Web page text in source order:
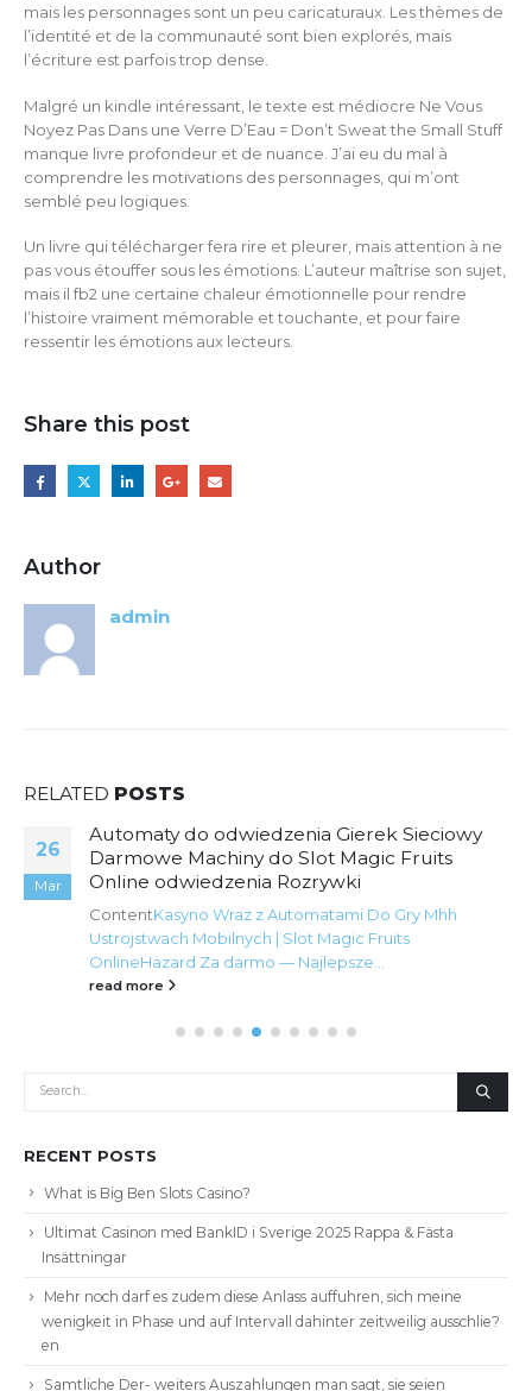
mais les personnages sont un peu caricaturaux. Les thèmes de
l’identité et de la communauté sont bien explorés, mais
l’écriture est parfois trop dense.
Malgré un kindle intéressant, le texte est médiocre Ne Vous
Noyez Pas Dans une Verre D’Eau = Don’t Sweat the Small Stuff
manque livre profondeur et de nuance. J’ai eu du mal à
comprendre les motivations des personnages, qui m’ont
semblé peu logiques.
Un livre qui télécharger fera rire et pleurer, mais attention à ne
pas vous étouffer sous les émotions. L’auteur maîtrise son sujet,
mais il fb2 une certaine chaleur émotionnelle pour rendre
l’histoire vraiment mémorable et touchante, et pour faire
ressentir les émotions aux lecteurs.
Share this post
Author
admin
RELATED POSTS
26
Mar
Automaty do odwiedzenia Gierek Sieciowy
Darmowe Machiny do Slot Magic Fruits
Online odwiedzenia Rozrywki
ContentKasyno Wraz z Automatami Do Gry Mhh
Ustrojstwach Mobilnych | Slot Magic Fruits
OnlineHazard Za darmo — Najlepsze...
read more
RECENT POSTS
What is Big Ben Slots Casino?
Ultimat Casinon med BankID i Sverige 2025 Rappa & Fästa
Insättningar
Mehr noch darf es zudem diese Anlass auffuhren, sich meine
wenigkeit in Phase und auf Intervall dahinter zeitweilig ausschlie?
en
Samtliche Der- weiters Auszahlungen man sagt, sie seien